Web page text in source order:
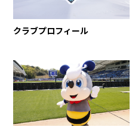
クラブプロフィール